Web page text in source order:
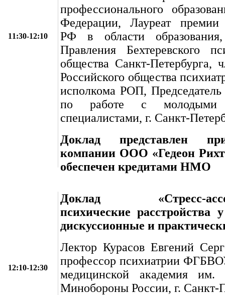
11:30-12:10
профессионального
Федерации, Лауреат премии
РФ в области образования,
Правления Бехтеревского
общества Санкт-Петербурга,
Российского общества
исполкома РОП,
по работе с
специалистами, г. Санкт-
Доклад представлен
компании ООО «Гедеон
обеспечен кредитами НМО
12:10-12:30
Доклад «Стресс-
психические расстройства
дискуссионные и
Лектор Курасов Евгений
профессор психиатрии
медицинской академия
Минобороны России, г. Санкт-